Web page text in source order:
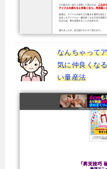
なんちゃって
気に仲良くな
い量産法